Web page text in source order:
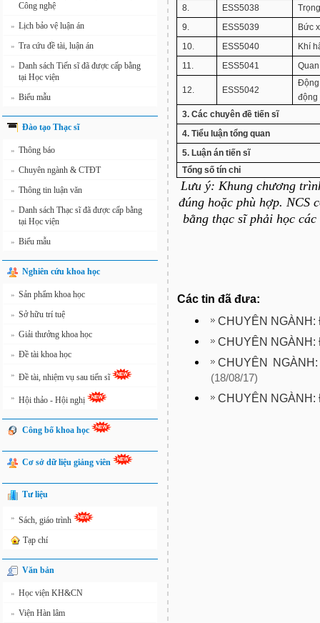
Công nghệ
» Lịch bảo vệ luận án
» Tra cứu đề tài, luận án
» Danh sách Tiến sĩ đã được cấp bằng
tại Học viện
» Biểu mẫu
Đào tạo Thạc sĩ
» Thông báo
» Chuyên ngành & CTĐT
» Thông tin luận văn
» Danh sách Thạc sĩ đã được cấp bằng
tại Học viện
» Biểu mẫu
Nghiên cứu khoa học
» Sản phẩm khoa học
» Sở hữu trí tuệ
» Giải thưởng khoa học
» Đề tài khoa học
» Đề tài, nhiệm vụ sau tiến sĩ
» Hội thảo - Hội nghị
Công bố khoa học
Cơ sở dữ liệu giảng viên
Tư liệu
» Sách, giáo trình
Tạp chí
Văn bản
» Học viện KH&CN
» Viện Hàn lâm
8.
ESS5038
9.
ESS5039
Bức
10.
ESS5040
Khí
11.
ESS5041
12. ESS5042
Động
động
3. Các chuyên đề tiến sĩ
4. Tiểu luận tổng quan
5. Luận án tiến sĩ
Tổng số tín chỉ
Lưu ý: Khung chương
đúng hoặc phù hợp. NCS
bằng thạc sĩ phải học
Các tin đã đưa:
CHUYÊN NGÀNH:
CHUYÊN NGÀNH:
CHUYÊN
(18/08/17)
CHUYÊN NGÀNH: